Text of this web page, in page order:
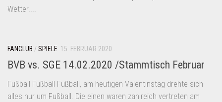
Wetter....
FANCLUB /SPIELE 15. FEBRUAR 2020
BVB vs. SGE 14.02.2020 /Stammtisch Februar
Fußball Fußball Fußball, am heutigen Valentinstag drehte sich
alles nur um Fußball. Die einen waren zahlreich vertreten am